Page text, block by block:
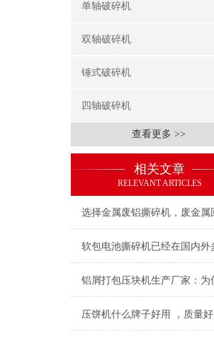
单轴破碎机
双轴破碎机
锤式破碎机
四轴破碎机
查看更多 >>
相关文章
RELEVANT ARTICLES
压饼机什么牌子好用 ，质量好